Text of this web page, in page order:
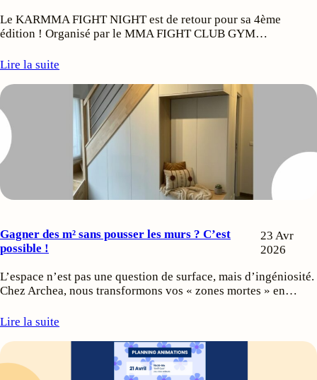
Le KARMMA FIGHT NIGHT est de retour pour sa 4ème
édition ! Organisé par le MMA FIGHT CLUB GYM…
Lire la suite
Gagner des m² sans pousser les murs ? C’est
possible !
23 Avr
2026
L’espace n’est pas une question de surface, mais d’ingéniosité.
Chez Archea, nous transformons vos « zones mortes » en…
Lire la suite